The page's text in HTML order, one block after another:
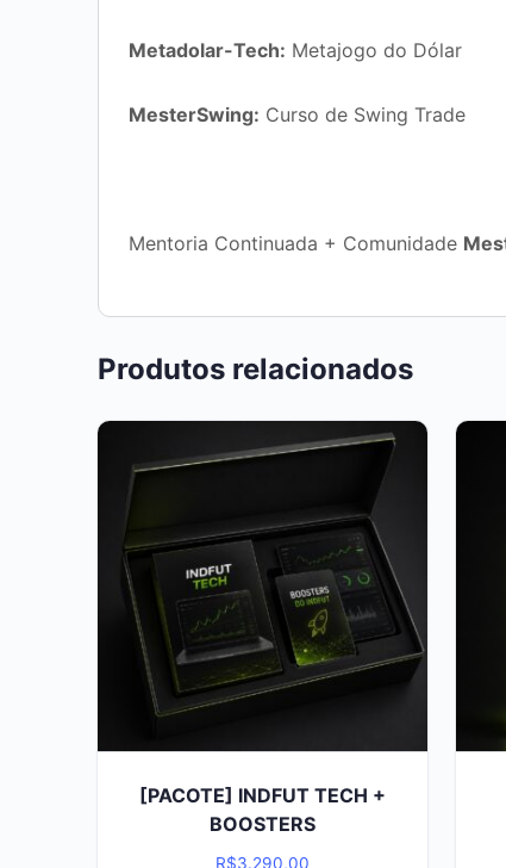
Metadolar-Tech: Metajogo do Dólar
MesterSwing: Curso de Swing Trade
‍ Mentoria Continuada + Comunidade
Produtos relacionados
[PACOTE] INDFUT TECH +
BOOSTERS
R$3.290,00